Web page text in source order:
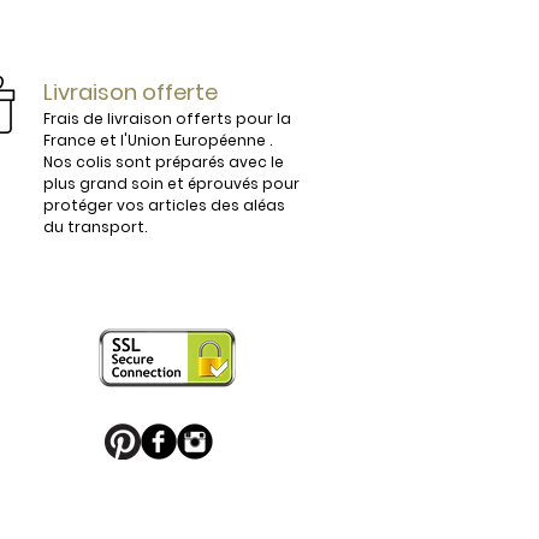
vous conviendra parfaitement.
France sont légèrement
boucle de ceinture pour apporter
puisse en profiter.
Palladium, ou habillés de motifs
Livraison offerte
Frais de livraison offerts pour la
France et l'Union Européenne .
Nos colis sont préparés avec le
plus grand soin et éprouvés pour
protéger vos articles des aléas
du transport.